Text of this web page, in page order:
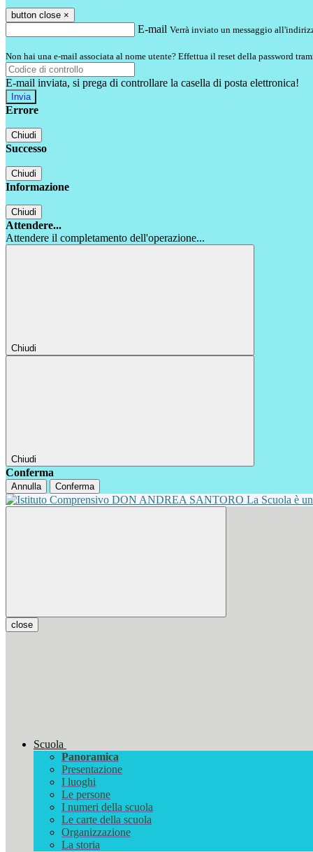
button close ×
E-mail Verrà inviato un messaggio
Non hai una e-mail associata al nome utente? Effettua il reset della password
E-mail inviata, si prega di controllare la casella di posta elettronica!
Errore
Chiudi
Successo
Chiudi
Informazione
Chiudi
Attendere...
Attendere il completamento dell'operazione...
Chiudi
Chiudi
Conferma
Annulla Conferma
La Scuola è un
close
Scuola
Panoramica
Presentazione
I luoghi
Le persone
I numeri della scuola
Le carte della scuola
Organizzazione
La storia